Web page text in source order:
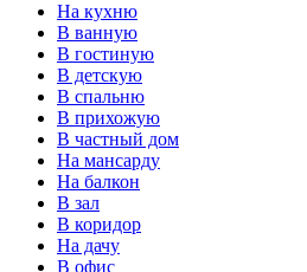
На кухню
В ванную
В гостиную
В детскую
В спальню
В прихожую
В частный дом
На мансарду
На балкон
В зал
В коридор
На дачу
В офис